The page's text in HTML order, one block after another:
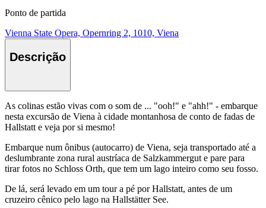
Ponto de partida
Vienna State Opera, Opernring 2, 1010, Viena
Descrição
As colinas estão vivas com o som de ... "ooh!" e "ahh!" - embarque
nesta excursão de Viena à cidade montanhosa de conto de fadas de
Hallstatt e veja por si mesmo!
Embarque num ônibus (autocarro) de Viena, seja transportado até a
deslumbrante zona rural austríaca de Salzkammergut e pare para
tirar fotos no Schloss Orth, que tem um lago inteiro como seu fosso.
De lá, será levado em um tour a pé por Hallstatt, antes de um
cruzeiro cênico pelo lago na Hallstätter See.